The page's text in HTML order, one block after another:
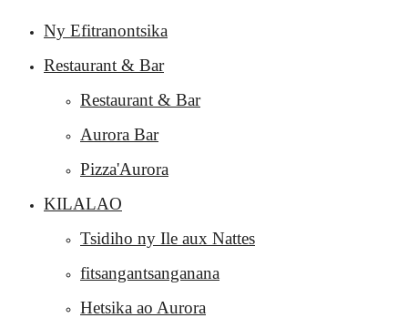
Ny Efitranontsika
Restaurant & Bar
Restaurant & Bar
Aurora Bar
Pizza'Aurora
KILALAO
Tsidiho ny Ile aux Nattes
fitsangantsanganana
Hetsika ao Aurora